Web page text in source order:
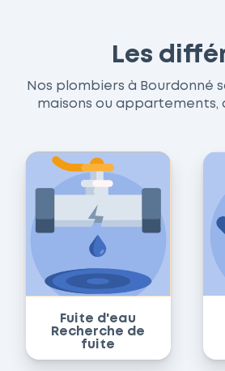
Les
Nos plombiers à Bourdonné
maisons ou appartements,
Fuite d'eau
Recherche de
fuite